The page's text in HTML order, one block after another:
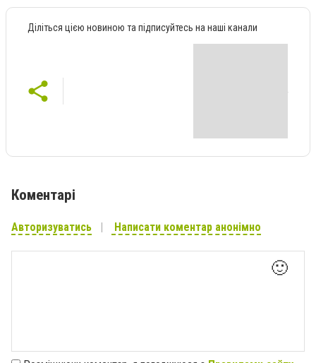
Діліться цією новиною та підписуйтесь на наші канали
Коментарі
Авторизуватись Написати коментар анонімно
🙂